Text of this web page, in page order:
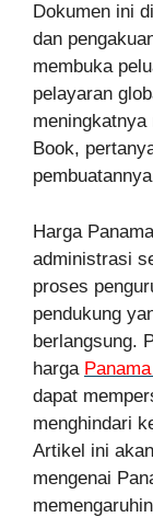
Dokumen ini
dan
membuka
pelayaran
meningkatnya
Book,
Harga
administrasi
proses
pendukung
berlangsung.
harga
dapat
menghindari
Artikel ini
mengenai